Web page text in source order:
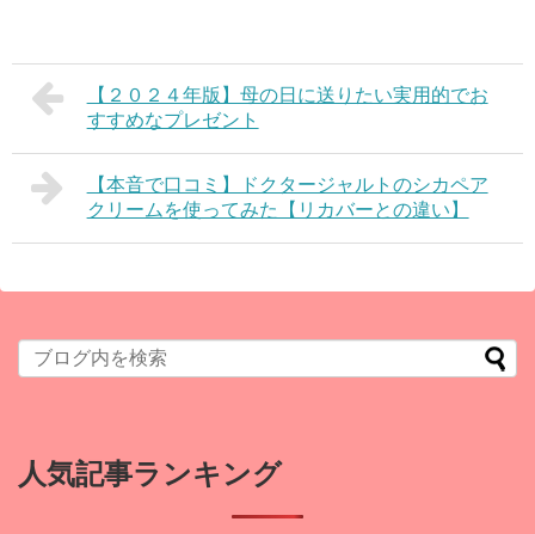
【２０２４年版】母の日に送りたい実用的でお
すすめなプレゼント
【本音で口コミ】ドクタージャルトのシカペア
クリームを使ってみた【リカバーとの違い】
人気記事ランキング